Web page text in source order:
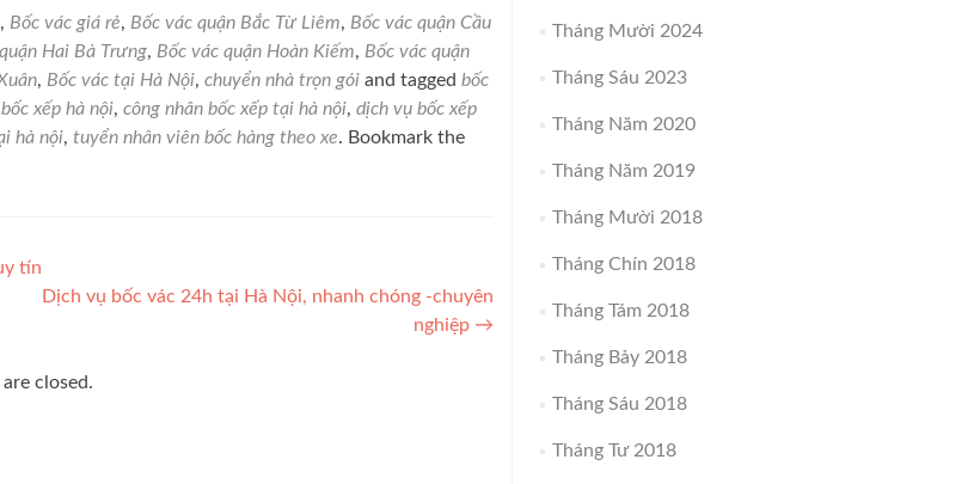
, Bốc vác giá rẻ, Bốc vác quận Bắc Từ Liêm, Bốc vác quận Cầu
Hai Bà Trưng, Bốc vác quận Hoàn Kiếm, Bốc vác quận
, Bốc vác tại Hà Nội, chuyển nhà trọn gói and tagged bốc
bốc xếp hà nội, công nhân bốc xếp tại hà nội, dịch vụ bốc xếp
hà nội, tuyển nhân viên bốc hàng theo xe. Bookmark the
tín
Dịch vụ bốc vác 24h tại Hà Nội, nhanh chóng -chuyên
nghiệp →
closed.
Tháng Mười 2024
Tháng Sáu 2023
Tháng Năm 2020
Tháng Năm 2019
Tháng Mười 2018
Tháng Chín 2018
Tháng Tám 2018
Tháng Bảy 2018
Tháng Sáu 2018
Tháng Tư 2018